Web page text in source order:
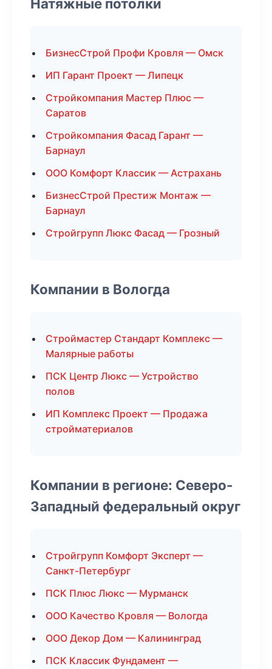
Натяжные потолки
БизнесСтрой Профи Кровля — Омск
ИП Гарант Проект — Липецк
Стройкомпания Мастер Плюс —
Саратов
Стройкомпания Фасад Гарант —
Барнаул
ООО Комфорт Классик — Астрахань
БизнесСтрой Престиж Монтаж —
Барнаул
Стройгрупп Люкс Фасад — Грозный
Компании в Вологда
Строймастер Стандарт Комплекс —
Малярные работы
ПСК Центр Люкс — Устройство
полов
ИП Комплекс Проект — Продажа
стройматериалов
Компании в регионе: Северо-
Западный федеральный округ
Стройгрупп Комфорт Эксперт —
Санкт-Петербург
ПСК Плюс Люкс — Мурманск
ООО Качество Кровля — Вологда
ООО Декор Дом — Калининград
ПСК Классик Фундамент —